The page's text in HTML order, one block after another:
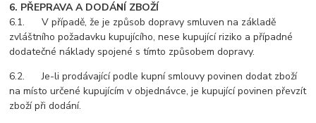
6. PŘEPRAVA A DODÁNÍ ZBOŽÍ
6.1. V případě, že je způsob dopravy smluven na základě
zvláštního požadavku kupujícího, nese kupující riziko a případné
dodatečné náklady spojené s tímto způsobem dopravy.
6.2. Je-li prodávající podle kupní smlouvy povinen dodat zboží
na místo určené kupujícím v objednávce, je kupující povinen převzít
zboží při dodání.